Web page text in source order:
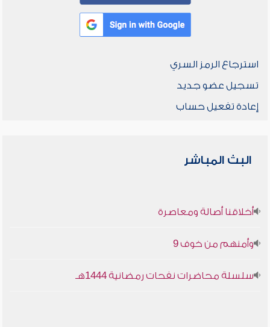
استرجاع الرمز السري
تسجيل عضو جديد
إعادة تفعيل حساب
البث المباشر
أخلاقنا أصالة ومعاصرة
وأمنهم من خوف 9
سلسلة محاضرات نفحات رمضانية 1444هـ